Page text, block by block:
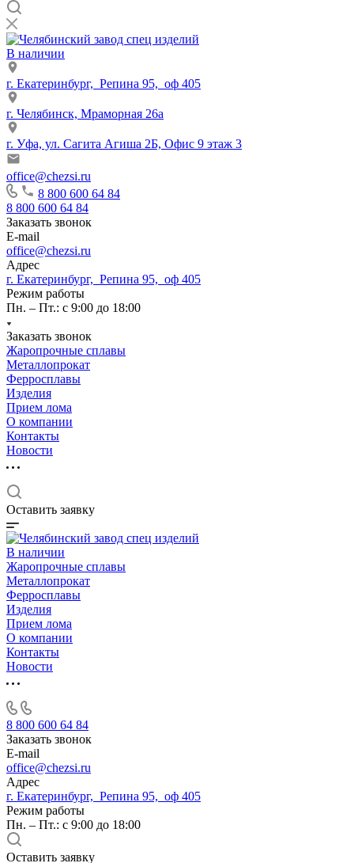
В наличии
г. Екатеринбург, Репина 95, оф 405
г. Челябинск, Мраморная 26а
г. Уфа, ул. Сагита Агиша 2Б, Офис 9 этаж 3
office@chezsi.ru
8 800 600 64 84
8 800 600 64 84
Заказать звонок
E-mail
office@chezsi.ru
Адрес
г. Екатеринбург, Репина 95, оф 405
Режим работы
Пн. – Пт.: с 9:00 до 18:00
Заказать звонок
Жаропрочные сплавы
Металлопрокат
Ферросплавы
Изделия
Прием лома
О компании
Контакты
Новости
Оставить заявку
В наличии
Жаропрочные сплавы
Металлопрокат
Ферросплавы
Изделия
Прием лома
О компании
Контакты
Новости
8 800 600 64 84
Заказать звонок
E-mail
office@chezsi.ru
Адрес
г. Екатеринбург, Репина 95, оф 405
Режим работы
Пн. – Пт.: с 9:00 до 18:00
Оставить заявку